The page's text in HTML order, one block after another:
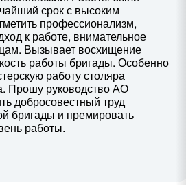
срок с высоким
профессионализм,
к работе, внимательное
Вызывает восхищение
работы бригады. Особенно
работу столяра
. Прошу руководство АО
добросовестный труд
бригады и премировать
работы.